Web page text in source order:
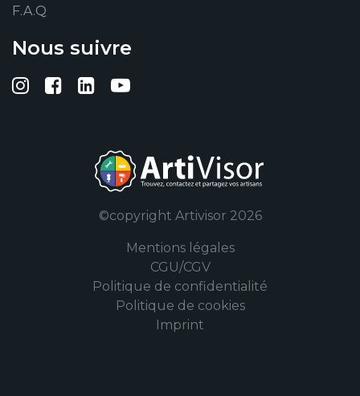
F.A.Q
Nous suivre
Suivez-nous sur Instagram
Suivez-nous sur Facebook
Suivez-nous sur Linkedin
Suivez-nous sur
©copyright Artivisor 2026
Mentions légales
CGU/CGV
Politique de confidentialité
Politique de cookies
Imprint